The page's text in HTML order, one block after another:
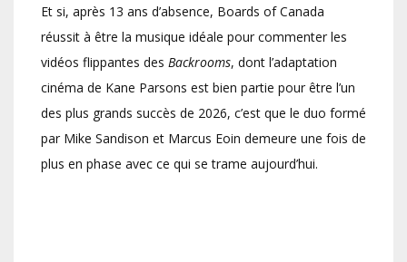
Et si, après 13 ans d’absence, Boards of Canada
réussit à être la musique idéale pour commenter les
vidéos flippantes des Backrooms, dont l’adaptation
cinéma de Kane Parsons est bien partie pour être l’un
des plus grands succès de 2026, c’est que le duo formé
par Mike Sandison et Marcus Eoin demeure une fois de
plus en phase avec ce qui se trame aujourd’hui.